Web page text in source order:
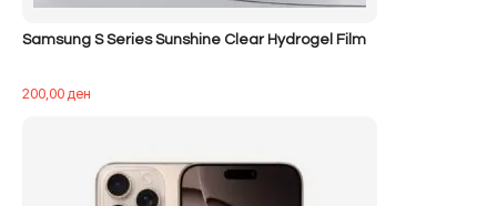
Samsung S Series Sunshine Clear Hydrogel Film
200,00ден